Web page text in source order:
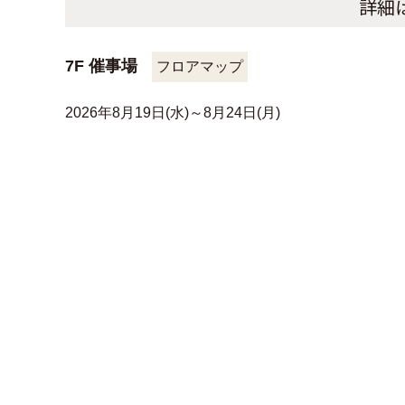
詳細
7F 催事場 フロアマップ
2026年8月19日(水)～8月24日(月)